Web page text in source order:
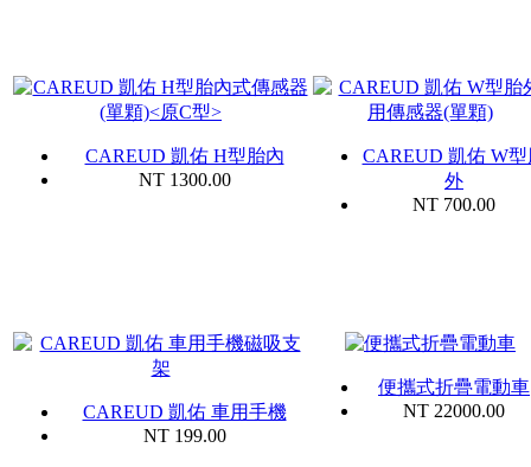
CAREUD 凱佑 H型胎內
NT 1300.00
CAREUD 凱佑 W型
外
NT 700.00
CAREUD 凱佑 車用手機
NT 199.00
便攜式折疊電動車
NT 22000.00